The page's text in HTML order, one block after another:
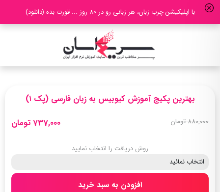
با اپلیکیشن چرب زبان، هر زبانی رو در 80 روز ... قورت بده (دانلود)
بهترین پکیج آموزش کیوبیس به زبان فارسی (پک ۱)
880,000 تومان 737,000 تومان
روش دریافت را انتخاب نمایید
افزودن به سبد خرید